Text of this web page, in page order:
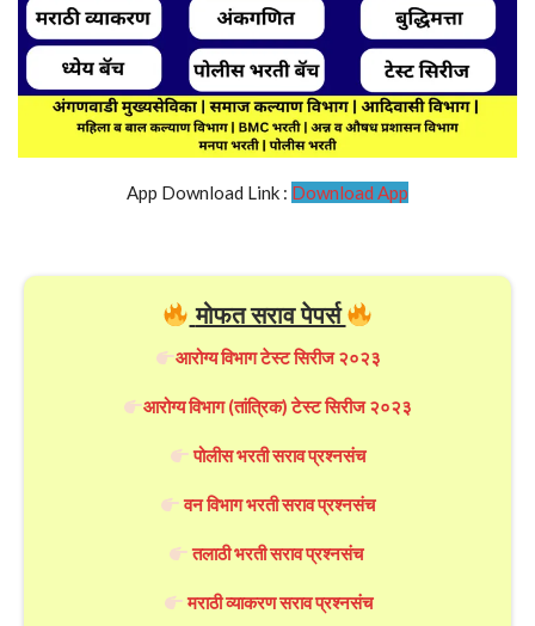
App Download Link : Download App
मोफत सराव पेपर्स
आरोग्य विभाग टेस्ट सिरीज २०२३
आरोग्य विभाग (तांत्रिक) टेस्ट सिरीज २०२३
पोलीस भरती सराव प्रश्नसंच
वन विभाग भरती सराव प्रश्नसंच
तलाठी भरती सराव प्रश्नसंच
मराठी व्याकरण सराव प्रश्नसंच